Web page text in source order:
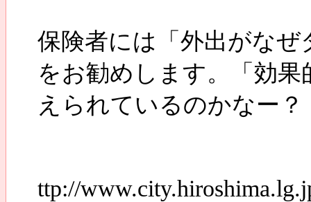
保険者には「外出がな
をお勧めします。「効
えられているのかなー？
ttp://